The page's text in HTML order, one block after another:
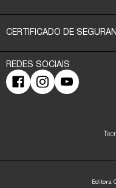
CERTIFICADO DE
Editora